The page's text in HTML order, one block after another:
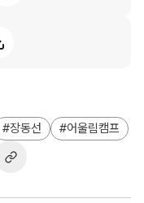
장동선 어울림캠프